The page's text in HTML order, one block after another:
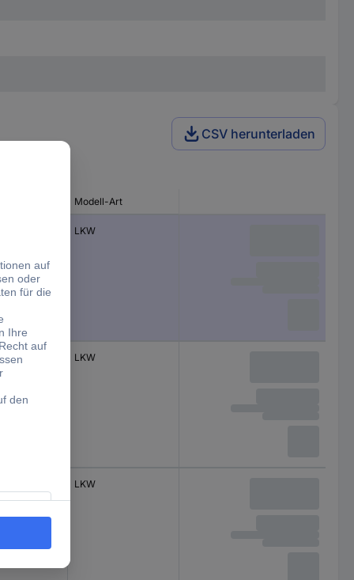
CSV herunterladen
Modell-Art
LKW
LKW
LKW